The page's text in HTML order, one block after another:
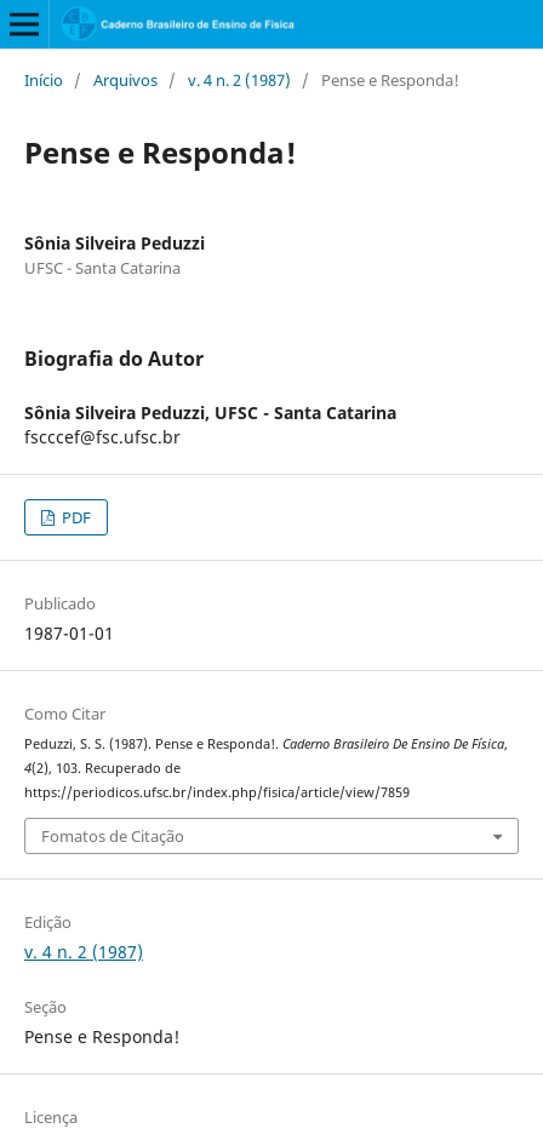
Início / Arquivos / v. 4 n. 2 (1987) / Pense e Responda!
Pense e Responda!
Sônia Silveira Peduzzi
UFSC - Santa Catarina
Biografia do Autor
Sônia Silveira Peduzzi, UFSC - Santa Catarina
fscccef@fsc.ufsc.br
PDF
Publicado
1987-01-01
Como Citar
Peduzzi, S. S. (1987). Pense e Responda!. Caderno Brasileiro De Ensino De Física,
4(2), 103. Recuperado de
https://periodicos.ufsc.br/index.php/fisica/article/view/7859
Fomatos de Citação
Edição
v. 4 n. 2 (1987)
Seção
Pense e Responda!
Licença